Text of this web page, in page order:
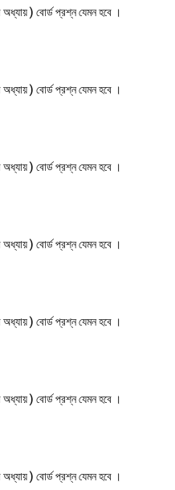
) বোর্ড প্রশ্ন যেমন হবে ।
) বোর্ড প্রশ্ন যেমন হবে ।
) বোর্ড প্রশ্ন যেমন হবে ।
) বোর্ড প্রশ্ন যেমন হবে ।
) বোর্ড প্রশ্ন যেমন হবে ।
) বোর্ড প্রশ্ন যেমন হবে ।
) বোর্ড প্রশ্ন যেমন হবে ।